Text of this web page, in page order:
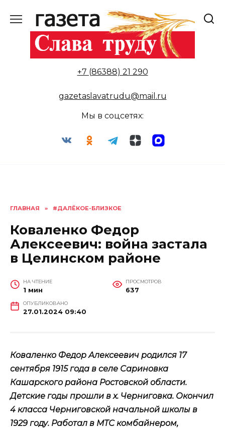
содержанию
+7 (86388) 21 290
gazetaslavatrudu@mail.ru
Мы в соцсетях:
ГЛАВНАЯ » #ДАЛЁКОЕ-БЛИЗКОЕ
Коваленко Федор
Алексеевич: война застала
в Целинском районе
НА ЧТЕНИЕ
1 мин
ПРОСМОТРОВ
637
ОПУБЛИКОВАНО
27.01.2024 09:40
Коваленко Федор Алексеевич родился 17
сентября 1915 года в селе Сариновка
Кашарского района Ростовской области.
Детские годы прошли в х. Черниговка. Окончил
4 класса Черниговской начальной школы в
1929 году. Работал в МТС комбайнером,